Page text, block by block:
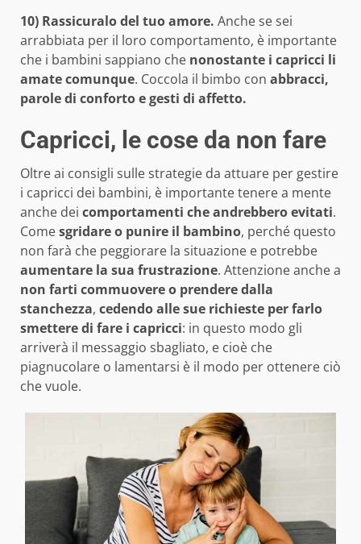
10) Rassicuralo del tuo amore. Anche se sei
arrabbiata per il loro comportamento, è importante
che i bambini sappiano che nonostante i capricci li
amate comunque. Coccola il bimbo con abbracci,
parole di conforto e gesti di affetto.
Capricci, le cose da non fare
Oltre ai consigli sulle strategie da attuare per gestire
i capricci dei bambini, è importante tenere a mente
anche dei comportamenti che andrebbero evitati.
Comesgridare o punire il bambino, perché questo
non farà che peggiorare la situazione e potrebbe
aumentare la sua frustrazione. Attenzione anche a
non farti commuovere o prendere dalla
stanchezza, cedendo alle sue richieste per farlo
smettere di fare i capricci: in questo modo gli
arriverà il messaggio sbagliato, e cioè che
piagnucolare o lamentarsi è il modo per ottenere ciò
che vuole.